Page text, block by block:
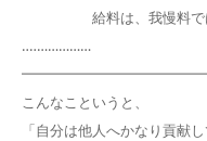
給料は、我慢料ではな
‥‥……………
こんなこというと、
「自分は他人へかなり貢献